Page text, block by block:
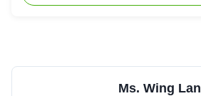
Ms. Wing Lan